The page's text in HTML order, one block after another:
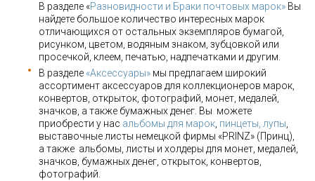
В разделе «Разновидности и Браки почтовых марок» Вы
найдете большое количество интересных марок
отличающихся от остальных экземпляров бумагой,
рисунком, цветом, водяным знаком, зубцовкой или
просечкой, клеем, печатью, надпечатками и другим.
В разделе «Аксессуары» мы предлагаем широкий
ассортимент аксессуаров для коллекционеров марок,
конвертов, открыток, фотографий, монет, медалей,
значков, а также бумажных денег. Вы можете
приобрести у нас альбомы для марок пинцеты, лупы
выставочные листы немецкой фирмы «PRINZ» (Принц),
а также альбомы, листы и холдеры для монет, медалей,
значков, бумажных денег, открыток, конвертов,
фотографий.